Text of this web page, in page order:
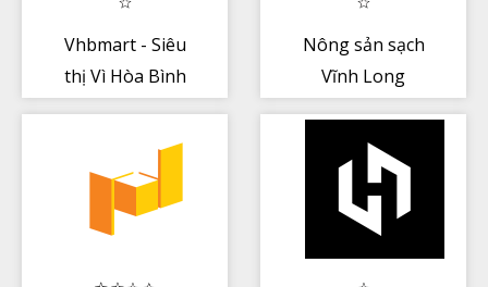
Vhbmart - Siêu
thị Vì Hòa Bình
Nông sản sạch
Vĩnh Long